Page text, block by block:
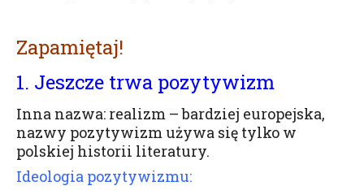
Zapamiętaj!
1. Jeszcze trwa pozytywizm
Inna nazwa: realizm – bardziej europejska,
nazwy pozytywizm używa się tylko w
polskiej historii literatury.
Ideologia pozytywizmu: